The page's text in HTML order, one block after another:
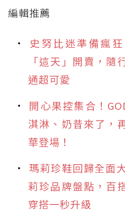
編輯推薦
史努比迷準備瘋
「這天」開賣，隨
通超可愛
開心果控集合！
淇淋、奶昔來了，
華登場！
瑪莉珍鞋回歸全面
莉珍品牌盤點，百
穿搭一秒升級